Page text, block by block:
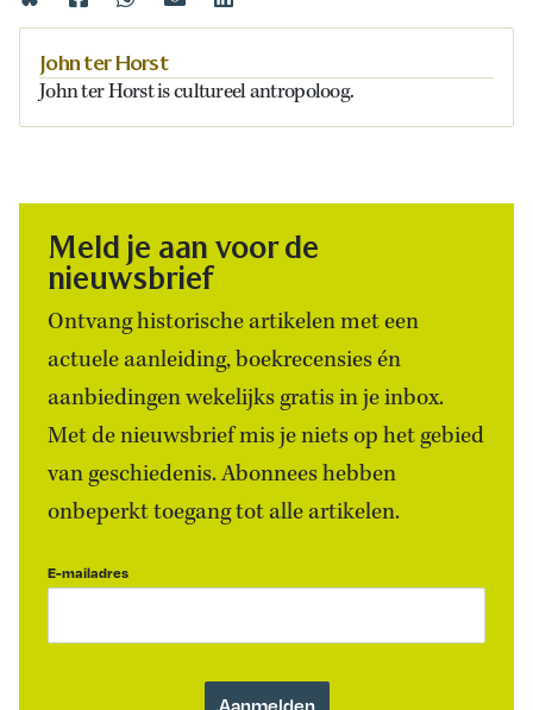
John ter Horst
John ter Horst is cultureel antropoloog.
Meld je aan voor de
nieuwsbrief
Ontvang historische artikelen met een
actuele aanleiding, boekrecensies én
aanbiedingen wekelijks gratis in je inbox.
Met de nieuwsbrief mis je niets op het gebied
van geschiedenis. Abonnees hebben
onbeperkt toegang tot alle artikelen.
E-mailadres